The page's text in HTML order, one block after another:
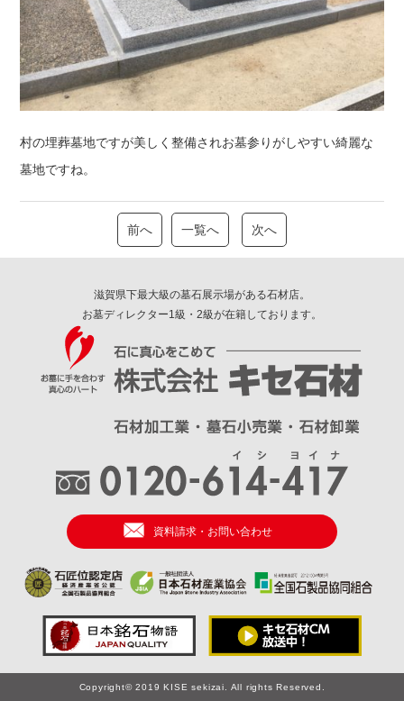
村の埋葬墓地ですが美しく整備されお墓参りがしやすい綺麗な
墓地ですね。
前へ 一覧へ 次へ
滋賀県下最大級の墓石展示場がある石材店。
お墓ディレクター1級・2級が在籍しております。
資料請求・お問い合わせ
Copyright© 2019 KISE sekizai. All rights Reserved.